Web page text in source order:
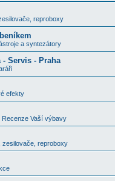
reproboxy
a syntezátory
- Servis - Praha
efekty
Recenze Vaší výbavy
zesilovače, reproboxy